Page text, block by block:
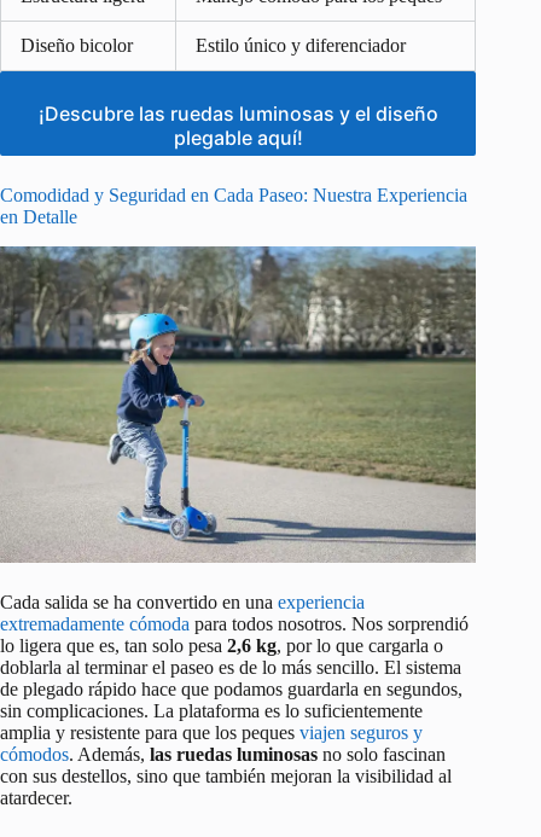
Diseño bicolor Estilo único y diferenciador
¡Descubre las ruedas luminosas y el diseño
plegable aquí!
Comodidad y Seguridad en Cada Paseo: Nuestra Experiencia
en Detalle
Cada salida se ha convertido en una experiencia
extremadamente cómoda para todos nosotros. Nos sorprendió
lo ligera que es, tan solo pesa 2,6 kg, por lo que cargarla o
doblarla al terminar el paseo es de lo más sencillo. El sistema
de plegado rápido hace que podamos guardarla en segundos,
sin complicaciones. La plataforma es lo suficientemente
amplia y resistente para que los peques viajen seguros y
cómodos. Además, las ruedas luminosas no solo fascinan
con sus destellos, sino que también mejoran la visibilidad al
atardecer.